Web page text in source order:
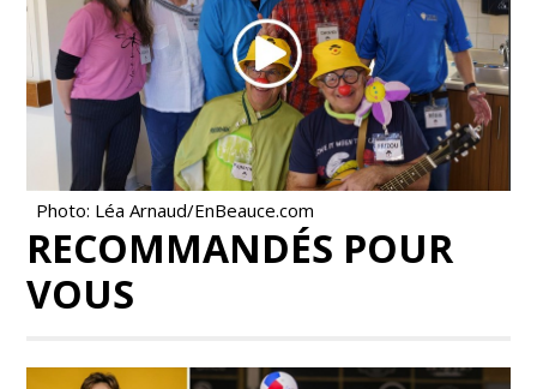
Photo: Léa Arnaud/EnBeauce.com
RECOMMANDÉS POUR
VOUS